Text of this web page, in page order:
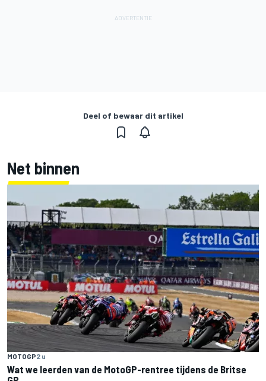
Deel of bewaar dit artikel
Net binnen
MOTOGP2 u
Wat we leerden van de MotoGP-rentree tijdens de Britse